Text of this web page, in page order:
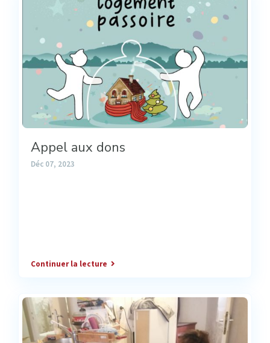
Appel aux dons
Déc 07, 2023
Continuer la lecture